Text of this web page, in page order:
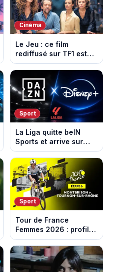
Cinéma
Le Jeu : ce film
rediffusé sur TF1 est
adapté d’un succès
italien devenu un
phénomène mondial
Sport
La Liga quitte beIN
Sports et arrive sur
DAZN et Disney+ en
France
Sport
Tour de France
Femmes 2026 : profil
et horaires de la 6e
étape entre
Montbrison et
Tournon-sur-Rhône